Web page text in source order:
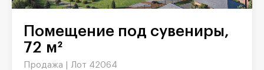
Помещение под сувениры,
72 м²
Продажа | Лот 42064